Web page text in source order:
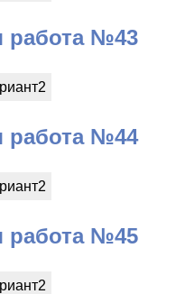
работа №43
работа №44
работа №45